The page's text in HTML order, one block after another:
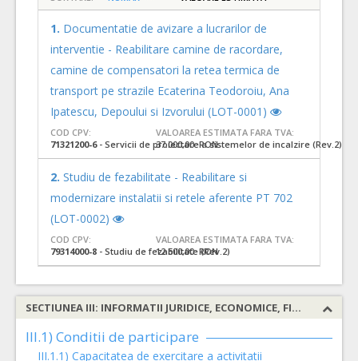
1. Documentatie de avizare a lucrarilor de
interventie - Reabilitare camine de racordare,
camine de compensatori la retea termica de
transport pe strazile Ecaterina Teodoroiu, Ana
Ipatescu, Depoului si Izvorului (LOT-0001)
COD CPV:
71321200-6- Servicii de proiectare a sistemelor de incalzire (Rev.2)
VALOAREA ESTIMATA FARA TVA:
37.000,00 RON
2. Studiu de fezabilitate - Reabilitare si
modernizare instalatii si retele aferente PT 702
(LOT-0002)
COD CPV:
79314000-8 - Studiu de fezabilitate (Rev.2)
VALOAREA ESTIMATA FARA TVA:
12.500,00 RON
SECTIUNEA III: INFORMATII JURIDICE, ECONOMICE, FINANCIARE SI TEHNICE
III.1) Conditii de participare
III.1.1) Capacitatea de exercitare a activitatii